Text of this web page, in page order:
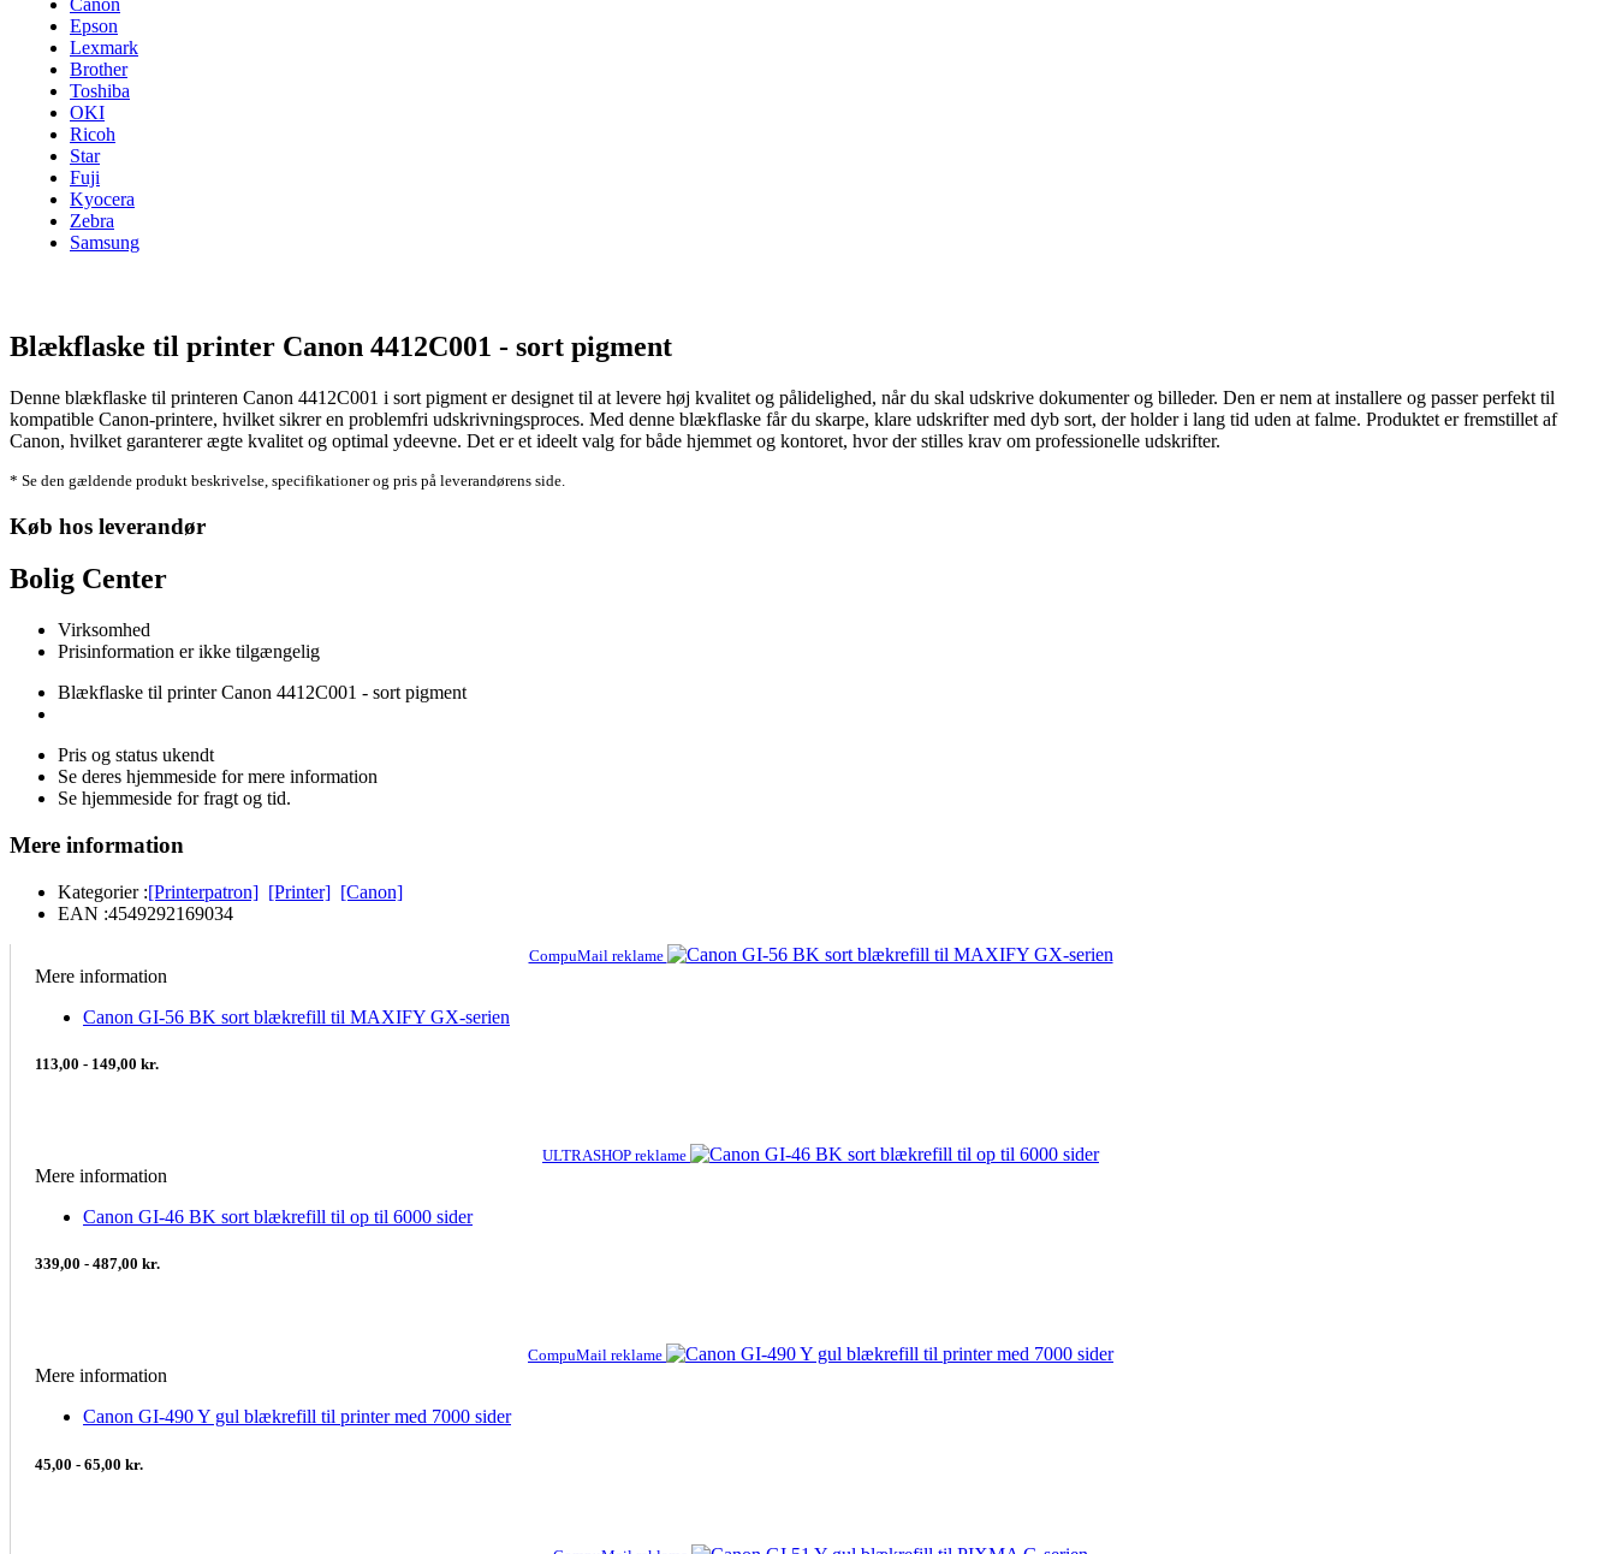
Canon
Epson
Lexmark
Brother
Toshiba
OKI
Ricoh
Star
Fuji
Kyocera
Zebra
Samsung
Blækflaske til printer Canon 4412C001 - sort pigment
Denne blækflaske til printeren Canon 4412C001 i sort pigment er designet til at levere høj kvalitet og pålidelighed, når du skal udskrive dokumenter og billeder. Den er nem at installere og passer perfekt til
kompatible Canon-printere, hvilket sikrer en problemfri udskrivningsproces. Med denne blækflaske får du skarpe, klare udskrifter med dyb sort, der holder i lang tid uden at falme. Produktet er fremstillet af
Canon, hvilket garanterer ægte kvalitet og optimal ydeevne. Det er et ideelt valg for både hjemmet og kontoret, hvor der stilles krav om professionelle udskrifter.
* Se den gældende produkt beskrivelse, specifikationer og pris på leverandørens side.
Køb hos leverandør
Bolig Center
Virksomhed
Prisinformation er ikke tilgængelig
Blækflaske til printer Canon 4412C001 - sort pigment
Pris og status ukendt
Se deres hjemmeside for mere information
Se hjemmeside for fragt og tid.
Mere information
Kategorier :[Printerpatron] [Printer] [Canon]
EAN :4549292169034
CompuMail reklame
Mere information
Canon GI-56 BK sort blækrefill til MAXIFY GX-serien
113,00 - 149,00 kr.
ULTRASHOP reklame
Mere information
Canon GI-46 BK sort blækrefill til op til 6000 sider
339,00 - 487,00 kr.
CompuMail reklame
Mere information
Canon GI-490 Y gul blækrefill til printer med 7000 sider
45,00 - 65,00 kr.